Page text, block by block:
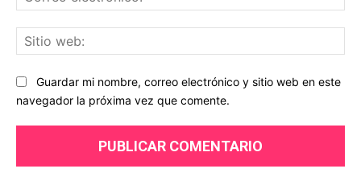
Guardar mi nombre, correo electrónico y sitio web en este
navegador la próxima vez que comente.